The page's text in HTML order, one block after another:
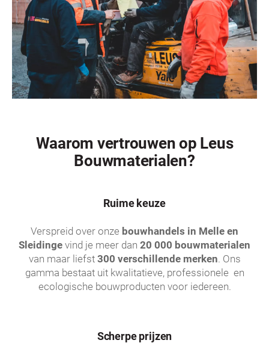
Waarom vertrouwen op Leus
Bouwmaterialen?
Ruime keuze
Verspreid over onze bouwhandels in Melle en
Sleidinge vind je meer dan 20 000 bouwmaterialen
van maar liefst 300 verschillende merken. Ons
gamma bestaat uit kwalitatieve, professionele en
ecologische bouwproducten voor iedereen.
Scherpe prijzen